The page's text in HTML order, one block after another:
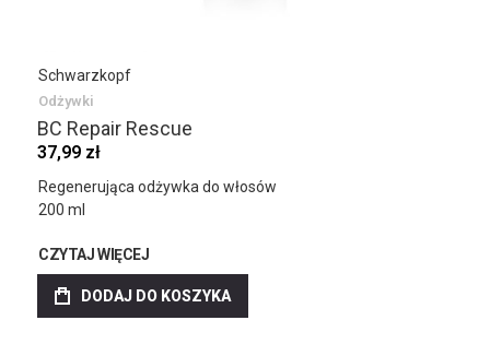
Schwarzkopf
Odżywki
BC Repair Rescue
37,99 zł
Regenerująca odżywka do włosów
200 ml
CZYTAJ WIĘCEJ
DODAJ DO KOSZYKA